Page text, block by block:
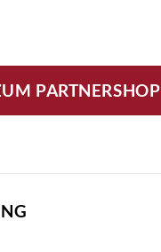
PARTNERSHOP